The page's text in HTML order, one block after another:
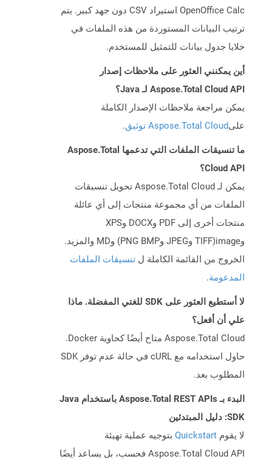
OpenOffice Calc استيراد CSV دون جهد كبير. يتم
ترتيب البيانات المستوردة من هذه الملفات في
خلايا جدول بيانات للتمثيل للمستخدم.
أين يمكنني العثور على ملاحظات إصدار
Aspose.Total Cloud API لـ Java؟
يمكن مراجعة ملاحظات الإصدار الكاملة
علىAspose.Total Cloud توثيق .
ما تنسيقات الملفات التي تدعمها Aspose.Total
Cloud API؟
يمكن لـ Aspose.Total Cloud تحويل تنسيقات
الملفات من أي مجموعة منتجات إلى أي عائلة
منتجات أخرى إلى PDF وDOCX وXPS
وimage(TIFF وJPEG وPNG BMP) وMD والمزيد.
الخروج من القائمة الكاملة ل تنسيقات الملفات
المدعومة.
لا أستطيع العثور على SDK للغتي المفضلة. ماذا
علي أن أفعل؟
Aspose.Total Cloud متاح أيضًا كحاوية Docker.
حاول استخدامه مع cURL في حالة عدم توفر SDK
المطلوب بعد.
البدء بـ Aspose.Total REST APIs باستخدام Java
SDK: دليل المبتدئين
لا يقوم Quickstart بتوجيه عملية تهيئة
Aspose.Total Cloud API فحسب، بل يساعد أيضًا